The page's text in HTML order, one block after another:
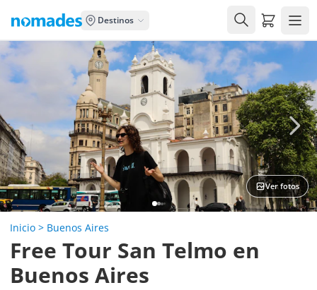
Destinos Carrito
Ver fotos
Inicio > Buenos Aires
Free Tour San Telmo en
Buenos Aires